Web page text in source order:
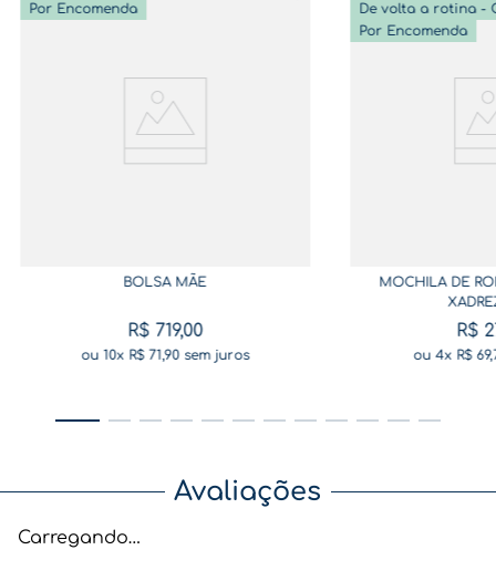
Por Encomenda
BOLSA MÃE
R$ 719,00
ou10x R$ 71,90sem juros
Por Encomenda
MOCHILA DE
R$
ou 4x R$ 69,
Avaliações
Carregando…